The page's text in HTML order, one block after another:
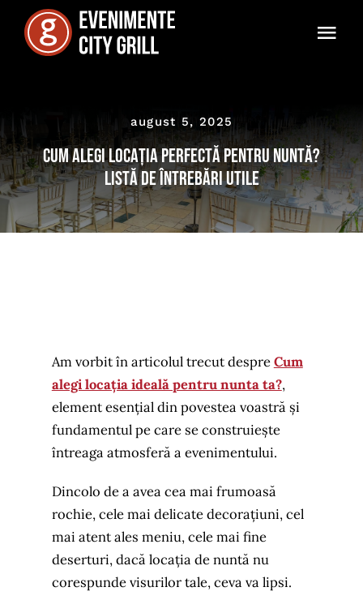
content
Locații
Testimoniale
Sfaturi Utile
august 5, 2025
Cum alegi locația perfectă pentru nuntă?
Listă de întrebări utile
Am vorbit în articolul trecut despreCum
alegi locația ideală pentru nunta ta?,
element esențial din povestea voastră și
fundamentul pe care se construiește
întreaga atmosferă a evenimentului.
Dincolo de a avea cea mai frumoasă
rochie, cele mai delicate decorațiuni, cel
mai atent ales meniu, cele mai fine
deserturi, dacă locația de nuntă nu
corespunde visurilor tale, ceva va lipsi.